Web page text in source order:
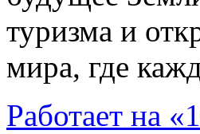
туризма и
мира, где
Работает на